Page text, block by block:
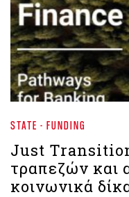
STATE - FUNDING
Just
τραπεζών και
κοινωνικά